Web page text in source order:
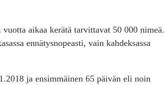
aikaa kerätä tarvittavat 50 000 nimeä.
ennätysnopeasti, vain kahdeksassa
ja ensimmäinen 65 päivän eli noin